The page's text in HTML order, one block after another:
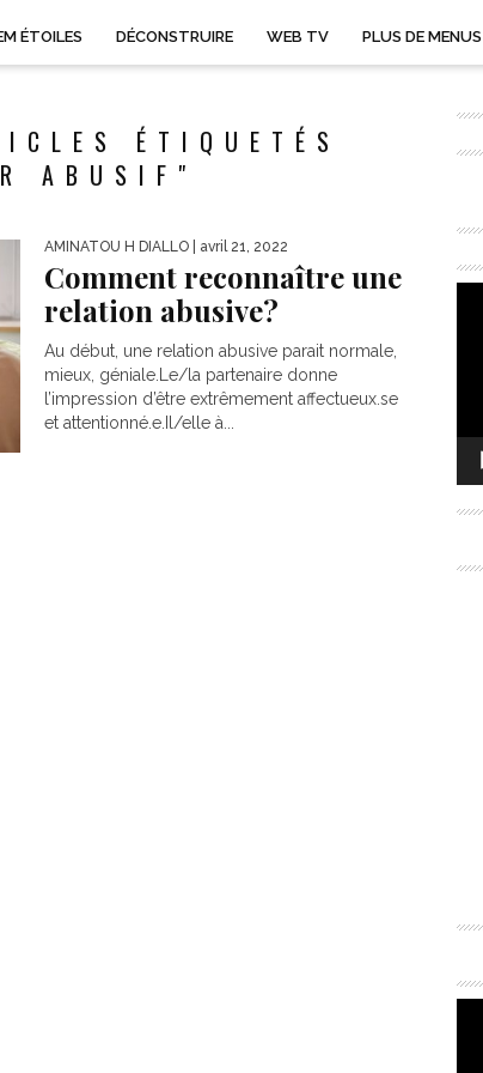
ÉTOILES DÉCONSTRUIRE WEB TV PLUS DE MENUS
ÉTIQUETÉS
ABUSIF"
AMINATOU H DIALLO | avril 21, 2022
Comment reconnaître une
relation abusive?
Au début, une relation abusive parait normale,
mieux, géniale.Le/la partenaire donne
l’impression d’être extrêmement affectueux.se
et attentionné.e.Il/elle à...